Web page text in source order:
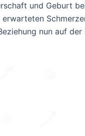
und Geburt
nun auf